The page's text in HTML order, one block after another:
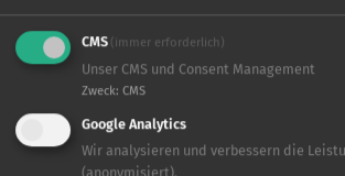
FACTS
All Agers
Markenkern:
CMS (immer erforderlich)
Unser CMS und Consent Management
Zweck: CMS
Google Analytics
Wir analysieren und verbessern die
(anonymisiert).